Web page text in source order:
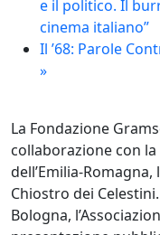
e il politico. Il
cinema italiano”
Il ’68: Parole
»
La Fondazione
collaborazione con
dell’Emilia-Romagna,
Chiostro dei
Bologna,